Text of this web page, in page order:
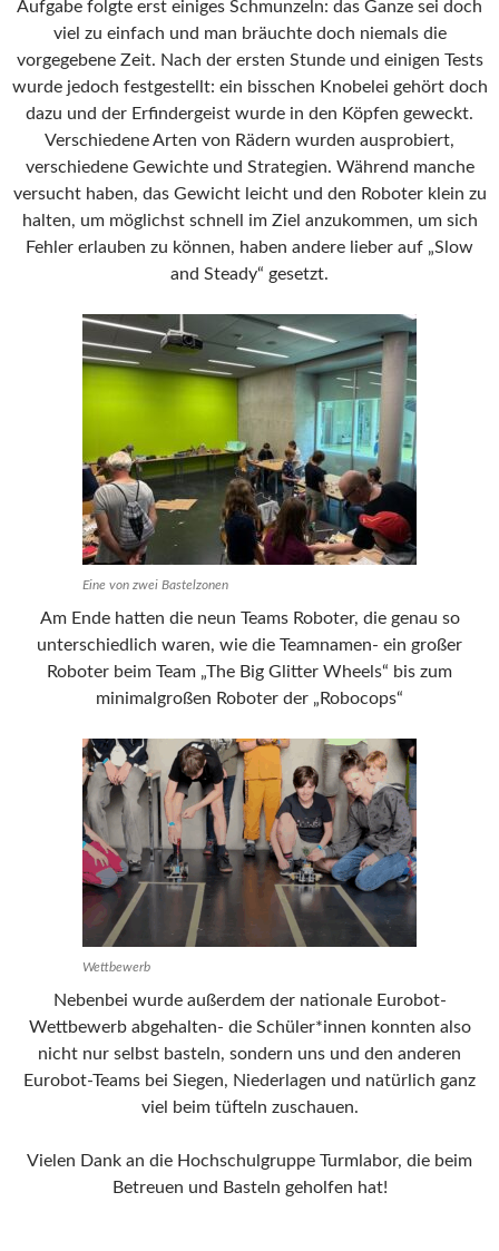
Aufgabe folgte erst einiges Schmunzeln: das Ganze sei doch
viel zu einfach und man bräuchte doch niemals die
vorgegebene Zeit. Nach der ersten Stunde und einigen Tests
wurde jedoch festgestellt: ein bisschen Knobelei gehört doch
dazu und der Erfindergeist wurde in den Köpfen geweckt.
Verschiedene Arten von Rädern wurden ausprobiert,
verschiedene Gewichte und Strategien. Während manche
versucht haben, das Gewicht leicht und den Roboter klein zu
halten, um möglichst schnell im Ziel anzukommen, um sich
Fehler erlauben zu können, haben andere lieber auf „Slow
and Steady“ gesetzt.
Eine von zwei Bastelzonen
Am Ende hatten die neun Teams Roboter, die genau so
unterschiedlich waren, wie die Teamnamen- ein großer
Roboter beim Team „The Big Glitter Wheels“ bis zum
minimalgroßen Roboter der „Robocops“
Wettbewerb
Nebenbei wurde außerdem der nationale Eurobot-
Wettbewerb abgehalten- die Schüler*innen konnten also
nicht nur selbst basteln, sondern uns und den anderen
Eurobot-Teams bei Siegen, Niederlagen und natürlich ganz
viel beim tüfteln zuschauen.
Vielen Dank an die Hochschulgruppe Turmlabor, die beim
Betreuen und Basteln geholfen hat!